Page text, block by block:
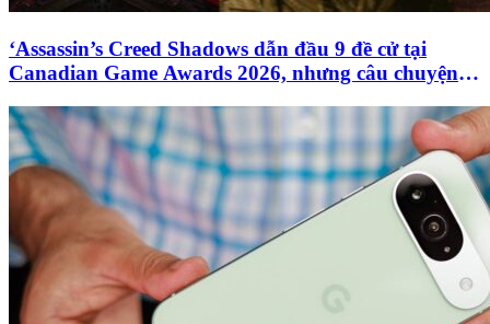
‘Assassin’s Creed Shadows dẫn đầu 9 đề cử tại
Canadian Game Awards 2026, nhưng câu chuyện
tử”